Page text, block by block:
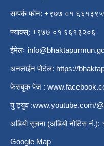
सम्पर्क फोन: +९७७ ०१
फ्याक्स्: +९७७ ०१ ६६१३२०६
ईमेलः
अनलाईन पोर्टल: https://
फेसबुक पेज :
यु ट्युव :www.youtube.com/
अडियो सूचना (अडियो नोटिस
Google Map